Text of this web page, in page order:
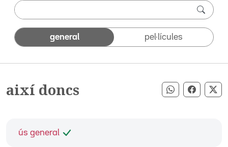
general pel·lícules
així doncs Compartir
ús general